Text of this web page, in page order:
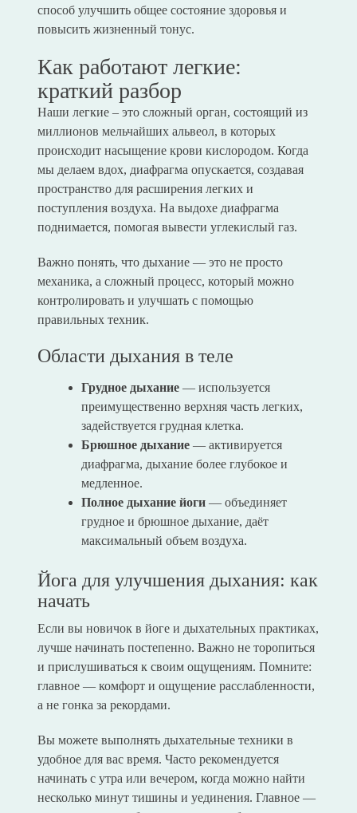
способ улучшить общее состояние здоровья и
повысить жизненный тонус.
Как работают легкие:
краткий разбор
Наши легкие – это сложный орган, состоящий из
миллионов мельчайших альвеол, в которых
происходит насыщение крови кислородом. Когда
мы делаем вдох, диафрагма опускается, создавая
пространство для расширения легких и
поступления воздуха. На выдохе диафрагма
поднимается, помогая вывести углекислый газ.
Важно понять, что дыхание — это не просто
механика, а сложный процесс, который можно
контролировать и улучшать с помощью
правильных техник.
Области дыхания в теле
Грудное дыхание— используется
преимущественно верхняя часть легких,
задействуется грудная клетка.
Брюшное дыхание— активируется
диафрагма, дыхание более глубокое и
медленное.
Полное дыхание йоги— объединяет
грудное и брюшное дыхание, даёт
максимальный объем воздуха.
Йога для улучшения дыхания: как
начать
Если вы новичок в йоге и дыхательных практиках,
лучше начинать постепенно. Важно не торопиться
и прислушиваться к своим ощущениям. Помните:
главное — комфорт и ощущение расслабленности,
а не гонка за рекордами.
Вы можете выполнять дыхательные техники в
удобное для вас время. Часто рекомендуется
начинать с утра или вечером, когда можно найти
несколько минут тишины и уединения. Главное —